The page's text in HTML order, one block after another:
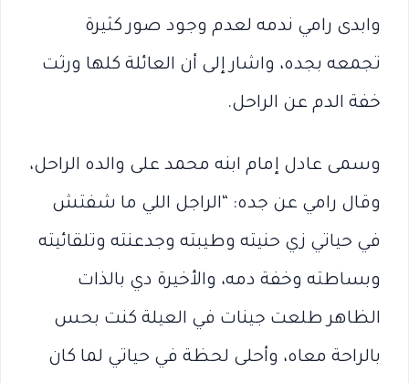
وابدى رامي ندمه لعدم وجود صور كثيرة
تجمعه بجده، واشار إلى أن العائلة كلها ورثت
خفة الدم عن الراحل.
وسمى عادل إمام ابنه محمد على والده الراحل،
وقال رامي عن جده: “الراجل اللي ما شفتش
في حياتي زي حنيته وطيبته وجدعنته وتلقائيته
وبساطته وخفة دمه، والأخيرة دي بالذات
الظاهر طلعت جينات في العيلة كنت بحس
بالراحة معاه، وأحلى لحظة في حياتي لما كان